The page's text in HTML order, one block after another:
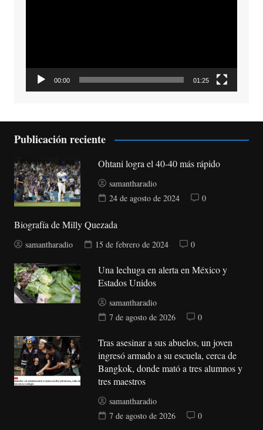
00:00 01:25
Publicación reciente
Ohtani logra el 40-40 más rápido
samantharadio
24 de agosto de 2024
0
Biografía de Milly Quezada
samantharadio 15 de febrero de 2024 0
Una lechuga en alerta en México y
Estados Unidos
samantharadio
7 de agosto de 2026
0
Tras asesinar a sus abuelos, un joven
ingresó armado a su escuela, cerca de
Bangkok, donde mató a tres alumnos y
tres maestros
samantharadio
7 de agosto de 2026
0